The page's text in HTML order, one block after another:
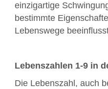
einzigartige
bestimmte
Lebenswege
Lebenszahlen 1-9 in
Die Lebenszahl, auch